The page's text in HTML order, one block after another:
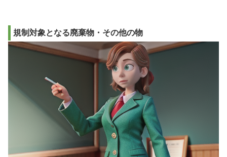
規制対象となる廃棄物・その他の物